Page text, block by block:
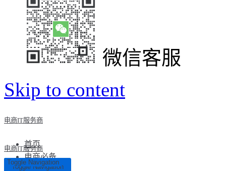
微信客服
Skip to content
电商IT服务商
首页
电商必备
电商IT服务商
Toggle Navigation
Toggle Navigation